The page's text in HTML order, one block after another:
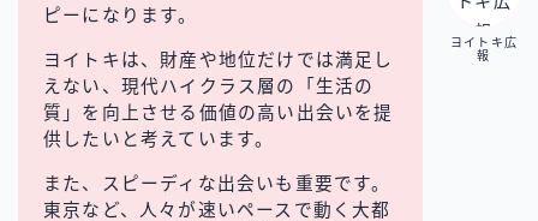
ヨイトキ広
報
ピーになります。
ヨイトキは、財産や地位だけでは満足し
えない、現代ハイクラス層の「生活の
質」を向上させる価値の高い出会いを提
供したいと考えています。
また、スピーディな出会いも重要です。
東京など、人々が速いペースで動く大都